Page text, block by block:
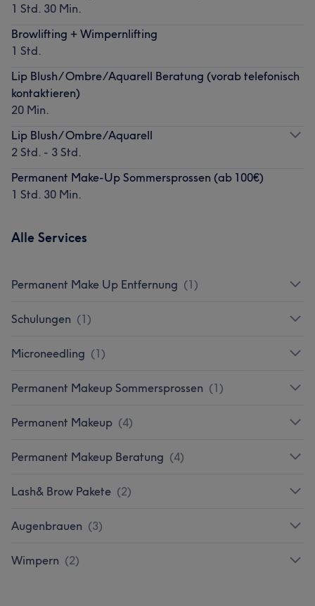
1 Std. 30 Min.
Browlifting + Wimpernlifting
1 Std.
Lip Blush/ Ombre/Aquarell Beratung (vorab telefonisch
kontaktieren)
20 Min.
Lip Blush/ Ombre/Aquarell
2 Std. - 3 Std.
Permanent Make-Up Sommersprossen (ab 100€)
1 Std. 30 Min.
Alle Services
Permanent Make Up Entfernung (1)
Schulungen (1)
Microneedling (1)
Permanent Makeup Sommersprossen (1)
Permanent Makeup (4)
Permanent Makeup Beratung (4)
Lash& Brow Pakete (2)
Augenbrauen (3)
Wimpern (2)